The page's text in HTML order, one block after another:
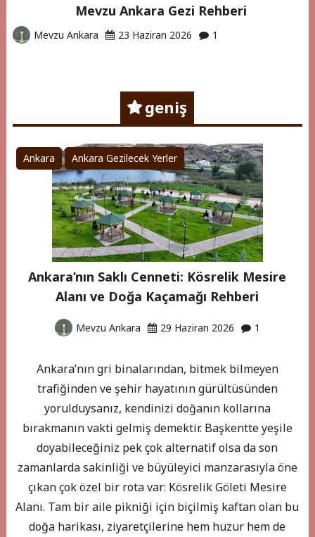
Mevzu Ankara Gezi Rehberi
Mevzu Ankara 23 Haziran 2026 1
geniş
Ankara Ankara Gezilecek Yerler
Ankara’nın Saklı Cenneti: Kösrelik Mesire
Alanı ve Doğa Kaçamağı Rehberi
Mevzu Ankara 29 Haziran 2026 1
Ankara’nın gri binalarından, bitmek bilmeyen
trafiğinden ve şehir hayatının gürültüsünden
yorulduysanız, kendinizi doğanın kollarına
bırakmanın vakti gelmiş demektir. Başkentte yeşile
doyabileceğiniz pek çok alternatif olsa da son
zamanlarda sakinliği ve büyüleyici manzarasıyla öne
çıkan çok özel bir rota var: Kösrelik Göleti Mesire
Alanı. Tam bir aile pikniği için biçilmiş kaftan olan bu
doğa harikası, ziyaretçilerine hem huzur hem de